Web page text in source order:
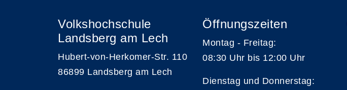
Volkshochschule
Landsberg am Lech
Hubert-von-Herkomer-Str. 110
86899 Landsberg am Lech
Öffnungszeiten
Montag - Freitag:
08:30 Uhr bis 12:00 Uhr
Dienstag und Donnerstag: